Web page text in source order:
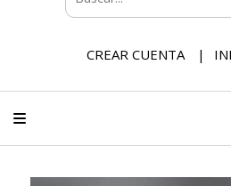
CREAR CUENTA